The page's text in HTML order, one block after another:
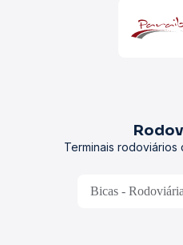
Terminais rodoviários
Bicas - Rodoviária